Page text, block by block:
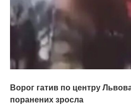
Ворог гатив по центру
поранених зросла